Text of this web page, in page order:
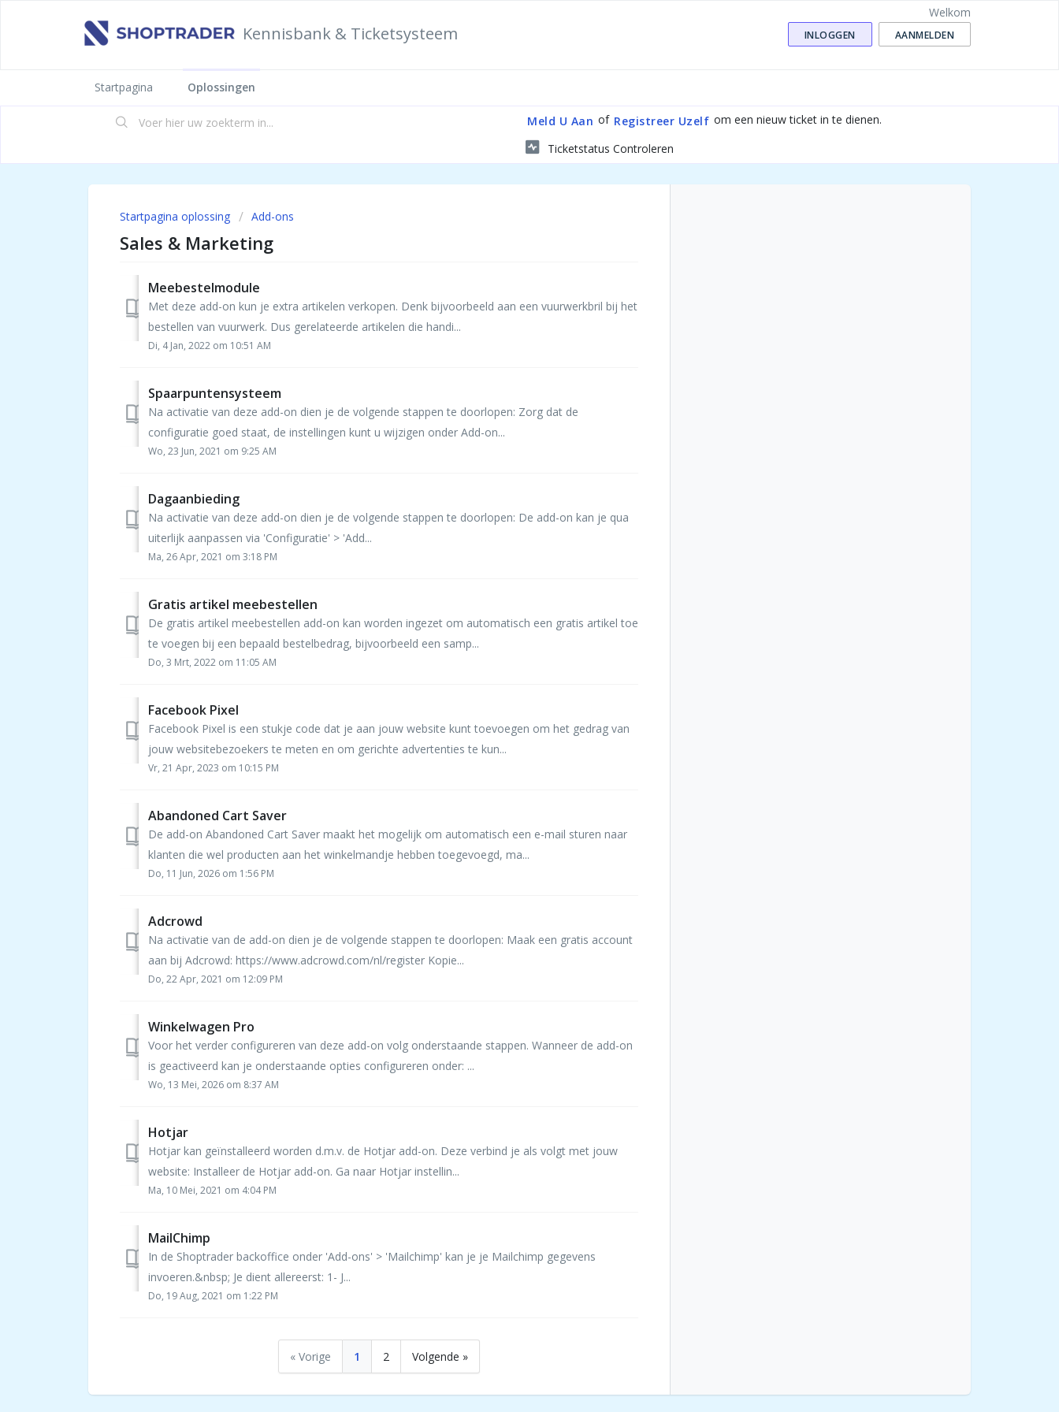
Kennisbank & Ticketsysteem
Welkom
INLOGGEN AANMELDEN
Startpagina Oplossingen
Meld U Aan of Registreer Uzelf om een nieuw ticket in te dienen.
Ticketstatus Controleren
Startpagina oplossing Add-ons
Sales & Marketing
Meebestelmodule
Met deze add-on kun je extra artikelen verkopen. Denk bijvoorbeeld aan een vuurwerkbril bij het
bestellen van vuurwerk. Dus gerelateerde artikelen die handi...
Di, 4 Jan, 2022 om 10:51 AM
Spaarpuntensysteem
Na activatie van deze add-on dien je de volgende stappen te doorlopen: Zorg dat de
configuratie goed staat, de instellingen kunt u wijzigen onder Add-on...
Wo, 23 Jun, 2021 om 9:25 AM
Dagaanbieding
Na activatie van deze add-on dien je de volgende stappen te doorlopen: De add-on kan je qua
uiterlijk aanpassen via 'Configuratie' > 'Add...
Ma, 26 Apr, 2021 om 3:18 PM
Gratis artikel meebestellen
De gratis artikel meebestellen add-on kan worden ingezet om automatisch een gratis artikel toe
te voegen bij een bepaald bestelbedrag, bijvoorbeeld een samp...
Do, 3 Mrt, 2022 om 11:05 AM
Facebook Pixel
Facebook Pixel is een stukje code dat je aan jouw website kunt toevoegen om het gedrag van
jouw websitebezoekers te meten en om gerichte advertenties te kun...
Vr, 21 Apr, 2023 om 10:15 PM
Abandoned Cart Saver
De add-on Abandoned Cart Saver maakt het mogelijk om automatisch een e-mail sturen naar
klanten die wel producten aan het winkelmandje hebben toegevoegd, ma...
Do, 11 Jun, 2026 om 1:56 PM
Adcrowd
Na activatie van de add-on dien je de volgende stappen te doorlopen: Maak een gratis account
aan bij Adcrowd: https://www.adcrowd.com/nl/register Kopie...
Do, 22 Apr, 2021 om 12:09 PM
Winkelwagen Pro
Voor het verder configureren van deze add-on volg onderstaande stappen. Wanneer de add-on
is geactiveerd kan je onderstaande opties configureren onder: ...
Wo, 13 Mei, 2026 om 8:37 AM
Hotjar
Hotjar kan geïnstalleerd worden d.m.v. de Hotjar add-on. Deze verbind je als volgt met jouw
website: Installeer de Hotjar add-on. Ga naar Hotjar instellin...
Ma, 10 Mei, 2021 om 4:04 PM
MailChimp
In de Shoptrader backoffice onder 'Add-ons' > 'Mailchimp' kan je je Mailchimp gegevens
invoeren.&nbsp; Je dient allereerst: 1- J...
Do, 19 Aug, 2021 om 1:22 PM
« Vorige 1 2 Volgende »